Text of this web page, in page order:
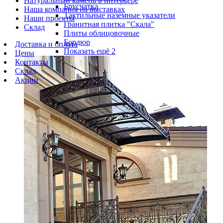
Брусчатка
Тактильные наземные указатели
Гранитная плитка "Скала"
Плиты облицовочные
Бордюр
Показать ещё 2
Наша компания на выставках
Наши проекты
Склад
Доставка и оплата
Цены
Контакты
Склад
Акции